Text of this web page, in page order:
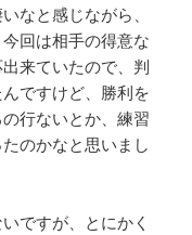
なと感じながら、
回は相手の得意な
来ていたので、判
ですけど、勝利を
行ないとか、練習
のかなと思いまし
ですが、とにかく